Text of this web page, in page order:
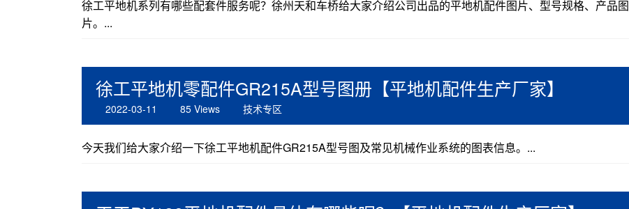
徐工平地机系列有哪些配套件服务呢？徐州天和车桥给大家介绍公司出品的平地机配件图片、型号规格、产品图
片。...
徐工平地机零配件GR215A型号图册【平地机配件生产厂家】
2022-03-11 85 Views 技术专区
今天我们给大家介绍一下徐工平地机配件GR215A型号图及常见机械作业系统的图表信息。...